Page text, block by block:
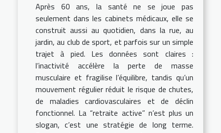
Après 60 ans, la santé ne se joue pas
seulement dans les cabinets médicaux, elle se
construit aussi au quotidien, dans la rue, au
jardin, au club de sport, et parfois sur un simple
trajet à pied. Les données sont claires :
l’inactivité accélère la perte de masse
musculaire et fragilise l’équilibre, tandis qu’un
mouvement régulier réduit le risque de chutes,
de maladies cardiovasculaires et de déclin
fonctionnel. La “retraite active” n’est plus un
slogan, c’est une stratégie de long terme.